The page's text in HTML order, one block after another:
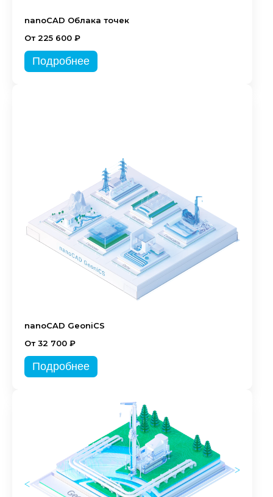
nanoCAD Облака точек
От 225 600 ₽
Подробнее
nanoCAD GeoniCS
От 32 700 ₽
Подробнее